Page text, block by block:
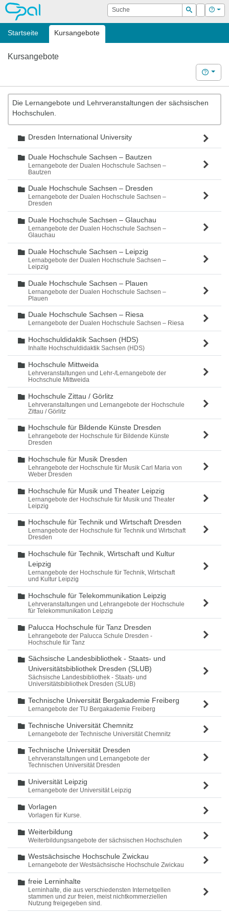
OPAL Suche
Suchen
Login Hilfe
Startseite Kursangebote
Kursangebote
Hilfe
Die Lernangebote und Lehrveranstaltungen der sächsischen
Hochschulen.
Ordner
Dresden International University
Ordner
Duale Hochschule Sachsen – Bautzen
Lernangebote der Dualen Hochschule Sachsen –
Bautzen
Ordner
Duale Hochschule Sachsen – Dresden
Lernangebote der Dualen Hochschule Sachsen –
Dresden
Ordner
Duale Hochschule Sachsen – Glauchau
Lernangebote der Dualen Hochschule Sachsen –
Glauchau
Ordner
Duale Hochschule Sachsen – Leipzig
Lernabgebote der Dualen Hochschule Sachsen –
Leipzig
Ordner
Duale Hochschule Sachsen – Plauen
Lernangebote der Dualen Hochschule Sachsen –
Plauen
Ordner
Duale Hochschule Sachsen – Riesa
Lernangebote der Dualen Hochschule Sachsen – Riesa
Ordner
Hochschuldidaktik Sachsen (HDS)
Inhalte Hochschuldidaktik Sachsen (HDS)
Ordner
Hochschule Mittweida
Lehrveranstaltungen und Lehr-/Lernangebote der
Hochschule Mittweida
Ordner
Hochschule Zittau / Görlitz
Lehrveranstaltungen und Lernangebote der Hochschule
Zittau / Görlitz
Ordner
Hochschule für Bildende Künste Dresden
Lehrangebote der Hochschule für Bildende Künste
Dresden
Ordner
Hochschule für Musik Dresden
Lehrangebote der Hochschule für Musik Carl Maria von
Weber Dresden
Ordner
Hochschule für Musik und Theater Leipzig
Lernangebote der Hochschule für Musik und Theater
Leipzig
Ordner
Hochschule für Technik und Wirtschaft Dresden
Lernangebote der Hochschule für Technik und Wirtschaft
Dresden
Ordner
Hochschule für Technik, Wirtschaft und Kultur
Leipzig
Lernangebote der Hochschule für Technik, Wirtschaft
und Kultur Leipzig
Ordner
Hochschule für Telekommunikation Leipzig
Lehrveranstaltungen und Lehrangebote der Hochschule
für Telekommunikation Leipzig
Ordner
Palucca Hochschule für Tanz Dresden
Lehrangebote der Palucca Schule Dresden -
Hochschule für Tanz
Ordner
Sächsische Landesbibliothek - Staats- und
Universitätsbibliothek Dresden (SLUB)
Sächsische Landesbibliothek - Staats- und
Universitätsbibliothek Dresden (SLUB)
Ordner
Technische Universität Bergakademie Freiberg
Lernangebote der TU Bergakademie Freiberg
Ordner
Technische Universität Chemnitz
Lernangebote der Technische Universität Chemnitz
Ordner
Technische Universität Dresden
Lehrveranstaltungen und Lernangebote der
Technischen Universität Dresden
Ordner
Universität Leipzig
Lernangebote der Universität Leipzig
Ordner
Vorlagen
Vorlagen für Kurse.
Ordner
Weiterbildung
Weiterbildungsangebote der sächsischen Hochschulen
Ordner
Westsächsische Hochschule Zwickau
Lernangebote der Westsächsische Hochschule Zwickau
Ordner
freie Lerninhalte
Lerninhalte, die aus verschiedensten Internetqellen
stammen und zur freien, meist nichtkommerziellen
Nutzung freigegeben sind.